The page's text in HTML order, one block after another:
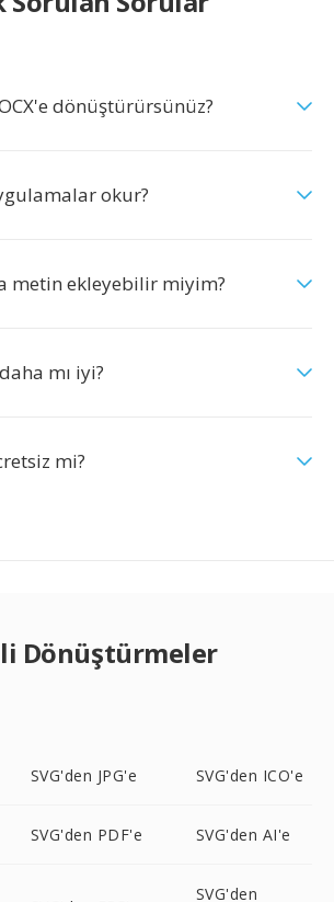
dönüştürürsünüz?
okur?
metin ekleyebilir miyim?
mı iyi?
mi?
Dönüştürmeler
SVG'den JPG'e SVG'den ICO'e
SVG'den PDF'e SVG'den AI'e
SVG'den